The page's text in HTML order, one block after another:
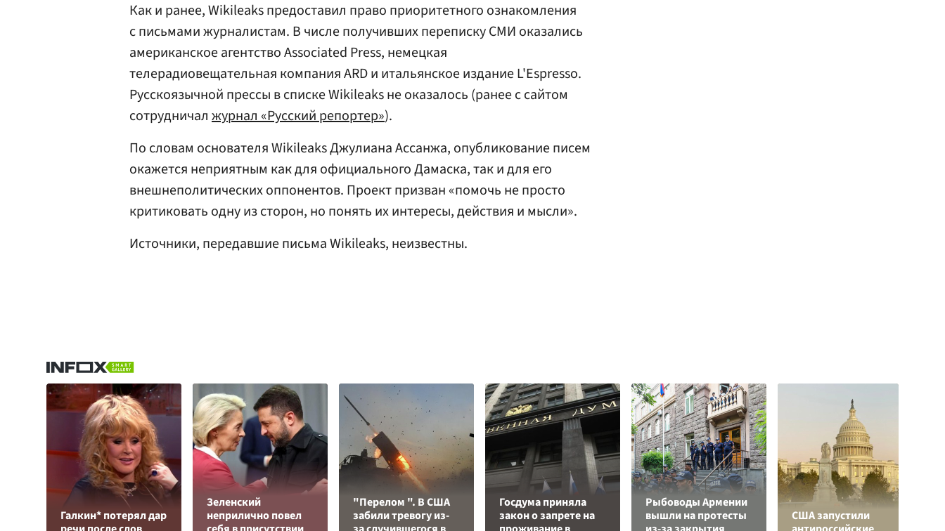
Как и ранее, Wikileaks предоставил право приоритетного ознакомления
с письмами журналистам. В числе получивших переписку СМИ оказались
американское агентство Associated Press, немецкая
телерадиовещательная компания ARD и итальянское издание L'Espresso.
Русскоязычной прессы в списке Wikileaks не оказалось (ранее с сайтом
сотрудничал журнал «Русский репортер»).
По словам основателя Wikileaks Джулиана Ассанжа, опубликование писем
окажется неприятным как для официального Дамаска, так и для его
внешнеполитических оппонентов. Проект призван «помочь не просто
критиковать одну из сторон, но понять их интересы, действия и мысли».
Источники, передавшие письма Wikileaks, неизвестны.
Галкин* потерял дар
Зеленский
неприлично повел
"Перелом ". В США
забили тревогу из-
Госдума приняла
закон о запрете на
Рыбоводы Армении
вышли на протесты
США запустили